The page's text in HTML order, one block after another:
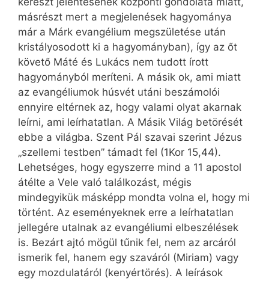
másrészt mert a megjelenések hagyománya
már a Márk evangélium megszületése után
kristályosodott ki a hagyományban), így az őt
követő Máté és Lukács nem tudott írott
hagyományból meríteni. A másik ok, ami miatt
az evangéliumok húsvét utáni beszámolói
ennyire eltérnek az, hogy valami olyat akarnak
leírni, ami leírhatatlan. A Másik Világ betörését
ebbe a világba. Szent Pál szavai szerint Jézus
„szellemi testben” támadt fel (1Kor 15,44).
Lehetséges, hogy egyszerre mind a 11 apostol
átélte a Vele való találkozást, mégis
mindegyikük másképp mondta volna el, hogy mi
történt. Az eseményeknek erre a leírhatatlan
jellegére utalnak az evangéliumi elbeszélések
is. Bezárt ajtó mögül tűnik fel, nem az arcáról
ismerik fel, hanem egy szaváról (Miriam) vagy
egy mozdulatáról (kenyértörés). A leírások